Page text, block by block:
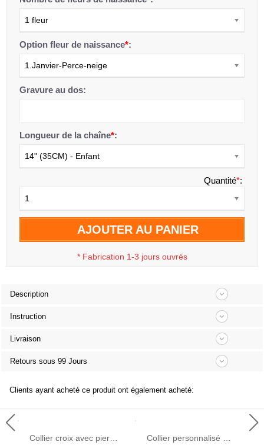
1 fleur
Option fleur de naissance*:
1.Janvier-Perce-neige
Gravure au dos:
Longueur de la chaîne*:
14" (35CM) - Enfant
Quantité*:
1
AJOUTER AU PANIER
* Fabrication 1-3 jours ouvrés
Description
Instruction
Livraison
Retours sous 99 Jours
Clients ayant acheté ce produit ont également acheté:
Collier croix avec pierre de naissance personnalisé, collier crucifix délicat en argent sterling, cadeau de baptême/première communion, cadeau pour la famille/ami/femme